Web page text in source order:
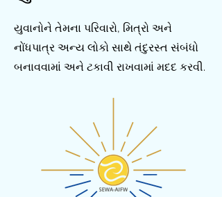
યુવાનોને તેમના પરિવારો, મિત્રો અને
નોંધપાત્ર અન્ય લોકો સાથે તંદુરસ્ત સંબંધો
બનાવવામાં અને ટકાવી રાખવામાં મદદ કરવી.